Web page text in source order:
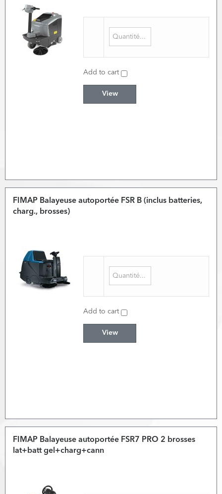
Add to cart
View
FIMAP Balayeuse autoportée FSR B (inclus batteries,
charg., brosses)
Add to cart
View
FIMAP Balayeuse autoportée FSR7 PRO 2 brosses
lat+batt gel+charg+cann